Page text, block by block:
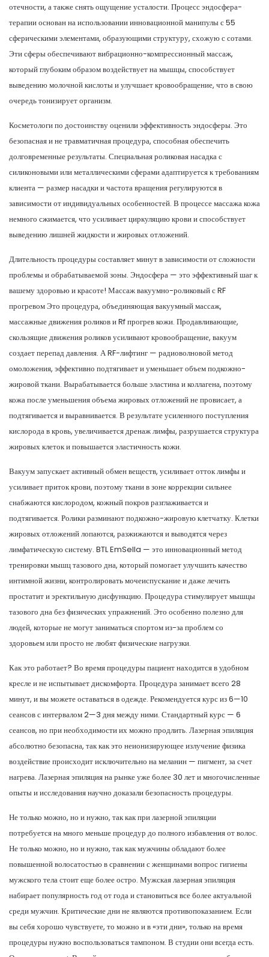
отечности, а также снять ощущение усталости. Процесс эндосфера-
терапии основан на использовании инновационной манипулы с 55
сферическими элементами, образующими структуру, схожую с сотами.
Эти сферы обеспечивают вибрационно-компрессионный массаж,
который глубоким образом воздействует на мышцы, способствует
выведению молочной кислоты и улучшает кровообращение, что в свою
очередь тонизирует организм.
Косметологи по достоинству оценили эффективность эндосферы. Это
безопасная и не травматичная процедура, способная обеспечить
долговременные результаты. Специальная роликовая насадка с
силиконовыми или металлическими сферами адаптируется к требованиям
клиента — размер насадки и частота вращения регулируются в
зависимости от индивидуальных особенностей. В процессе массажа кожа
немного сжимается, что усиливает циркуляцию крови и способствует
выведению лишней жидкости и жировых отложений.
Длительность процедуры составляет минут в зависимости от сложности
проблемы и обрабатываемой зоны. Эндосфера — это эффективный шаг к
вашему здоровью и красоте! Массаж вакуумно-роликовый с RF
прогревом Это процедура, объединяющая вакуумный массаж,
массажные движения роликов и Rf прогрев кожи. Продавливающие,
скользящие движения роликов усиливают кровообращение, вакуум
создает перепад давления. А RF-лифтинг — радиоволновой метод
омоложения, эффективно подтягивает и уменьшает объем подкожно-
жировой ткани. Вырабатывается больше эластина и коллагена, поэтому
кожа после уменьшения объема жировых отложений не провисает, а
подтягивается и выравнивается. В результате усиленного поступления
кислорода в кровь, увеличивается дренаж лимфы, разрушается структура
жировых клеток и повышается эластичность кожи.
Вакуум запускает активный обмен веществ, усиливает отток лимфы и
усиливает приток крови, поэтому ткани в зоне коррекции сильнее
снабжаются кислородом, кожный покров разглаживается и
подтягивается. Ролики разминают подкожно-жировую клетчатку. Клетки
жировых отложений лопаются, разжижаются и выводятся через
лимфатическую систему. BTL EmSella — это инновационный метод
тренировки мышц тазового дна, который помогает улучшить качество
интимной жизни, контролировать мочеиспускание и даже лечить
простатит и эректильную дисфункцию. Процедура стимулирует мышцы
тазового дна без физических упражнений. Это особенно полезно для
людей, которые не могут заниматься спортом из-за проблем со
здоровьем или просто не любят физические нагрузки.
Как это работает? Во время процедуры пациент находится в удобном
кресле и не испытывает дискомфорта. Процедура занимает всего 28
минут, и вы можете оставаться в одежде. Рекомендуется курс из 6—10
сеансов с интервалом 2—3 дня между ними. Стандартный курс — 6
сеансов, но при необходимости их можно продлить. Лазерная эпиляция
абсолютно безопасна, так как это неионизирующее излучение физика
воздействие происходит исключительно на меланин — пигмент, за счет
нагрева. Лазерная эпиляция на рынке уже более 30 лет и многочисленные
опыты и исследования научно доказали безопасность процедуры.
Не только можно, но и нужно, так как при лазерной эпиляции
потребуется на много меньше процедур до полного избавления от волос.
Не только можно, но и нужно, так как мужчины обладают более
повышенной волосатостью в сравнении с женщинами вопрос гигиены
мужского тела стоит еще более остро. Мужская лазерная эпиляция
набирает популярность год от года и становиться все более актуальной
среди мужчин. Критические дни не являются противопоказанием. Если
вы себя хорошо чувствуете, то можно и в «эти дни», только на время
процедуры нужно воспользоваться тампоном. В студии они всегда есть.